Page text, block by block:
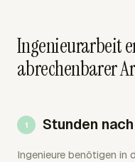
Ingenieurarbeit
abrechenbarer
Stunden
Ingenieure benötigen in